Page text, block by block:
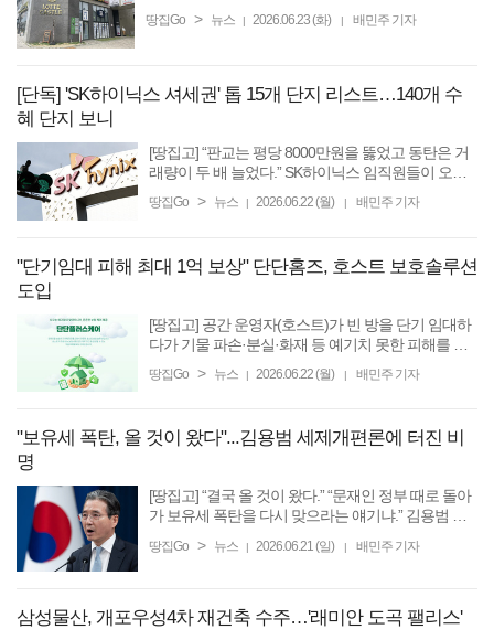
전 찾은 경기 화성시 동탄신도시. 최근 몇 주 사이 수
땅집Go > 뉴스 2026.06.23 (화) 배민주 기자
[단독] 'SK하이닉스 셔세권' 톱 15개 단지 리스트…140개 수
혜 단지 보니
[땅집고] “판교는 평당 8000만원을 뚫었고 동탄은 거
래량이 두 배 늘었다.” SK하이닉스 임직원들이 오가
부촌 지도로 떠오르고 있다. 땅집고가 SK증권이 최근
땅집Go > 뉴스 2026.06.22 (월) 배민주 기자
"단기임대 피해 최대 1억 보상" 단단홈즈, 호스트 보호솔루션
도입
[땅집고] 공간 운영자(호스트)가 빈 방을 단기 임대하
다가 기물 파손·분실·화재 등 예기치 못한 피해를 입
다. 단기임대 플랫폼 단단홈즈는 한화손해보험과 손
땅집Go > 뉴스 | 2026.06.22 (월) | 배민주 기자
"보유세 폭탄, 올 것이 왔다"...김용범 세제개편론에 터진 비
명
[땅집고] “결국 올 것이 왔다.” “문재인 정부 때로 돌아
가 보유세 폭탄을 다시 맞으라는 얘기냐.” 김용범 청
개적으로 언급하자 부동산 시장과 온라인 커뮤니티
땅집Go > 뉴스 | 2026.06.21 (일) | 배민주 기자
삼성물산, 개포우성4차 재건축 수주…'래미안 도곡 팰리스'